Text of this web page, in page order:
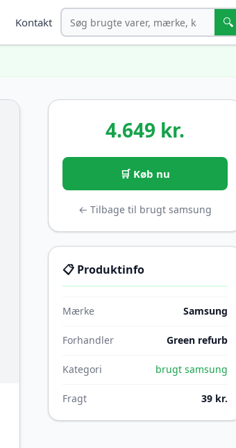
Kontakt Søg 🔍
4.649 kr.
🛒 Køb nu
← Tilbage til brugt samsung
📋 Produktinfo
Mærke Samsung
Forhandler Green refurb
Kategori brugt samsung
Fragt 39 kr.